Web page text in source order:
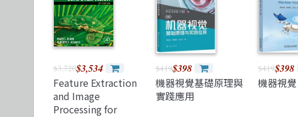
$3,720$3,534
Feature Extraction
and Image
Processing for
$419$398
機器視覺基礎原理與
實踐應用
$419$398
機器視覺